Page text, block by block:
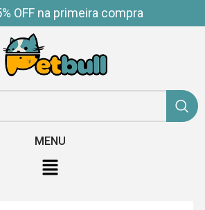
OFF na primeira compra
MENU